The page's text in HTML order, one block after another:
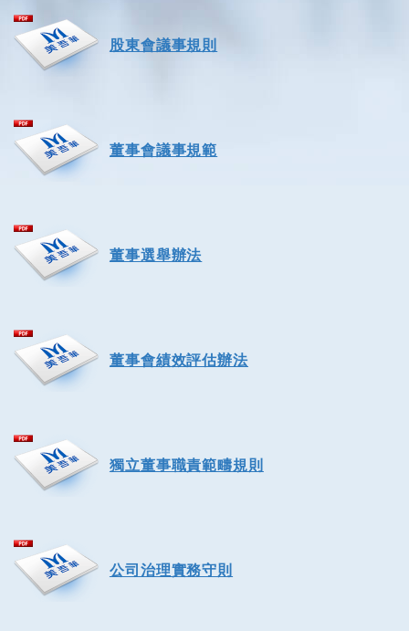
股東會議事規則
董事會議事規範
董事選舉辦法
董事會績效評估辦法
獨立董事職責範疇規則
公司治理實務守則